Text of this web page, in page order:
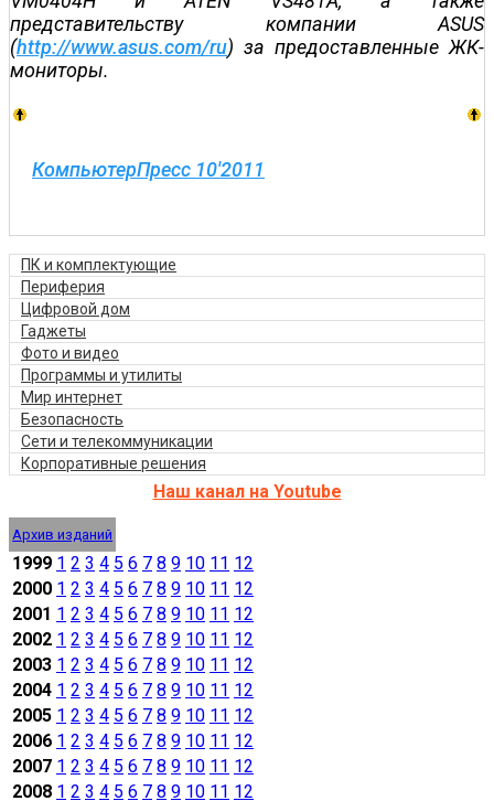
представительству компании ASUS
(http://www.asus.com/ru) за предоставленные ЖК-
мониторы.
КомпьютерПресс 10'2011
ПК и комплектующие
Периферия
Цифровой дом
Гаджеты
Фото и видео
Программы и утилиты
Мир интернет
Безопасность
Сети и телекоммуникации
Корпоративные решения
Наш канал на Youtube
Архив изданий
1999 1 2 3 4 5 6 7 8 9 10 11 12
2000 1 2 3 4 5 6 7 8 9 10 11 12
2001 1 2 3 4 5 6 7 8 9 10 11 12
2002 1 2 3 4 5 6 7 8 9 10 11 12
2003 1 2 3 4 5 6 7 8 9 10 11 12
2004 1 2 3 4 5 6 7 8 9 10 11 12
2005 1 2 3 4 5 6 7 8 9 10 11 12
2006 1 2 3 4 5 6 7 8 9 10 11 12
2007 1 2 3 4 5 6 7 8 9 10 11 12
2008 1 2 3 4 5 6 7 8 9 10 11 12